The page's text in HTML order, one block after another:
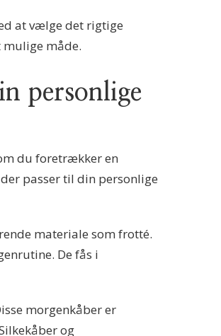
at vælge det rigtige
mulige måde.
personlige
du foretrækker en
passer til din personlige
materiale som frotté.
De fås i
morgenkåber er
og